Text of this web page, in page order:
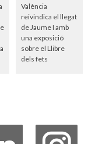
València
reivindica el llegat
de Jaume I amb
una exposició
sobre el Llibre
dels fets